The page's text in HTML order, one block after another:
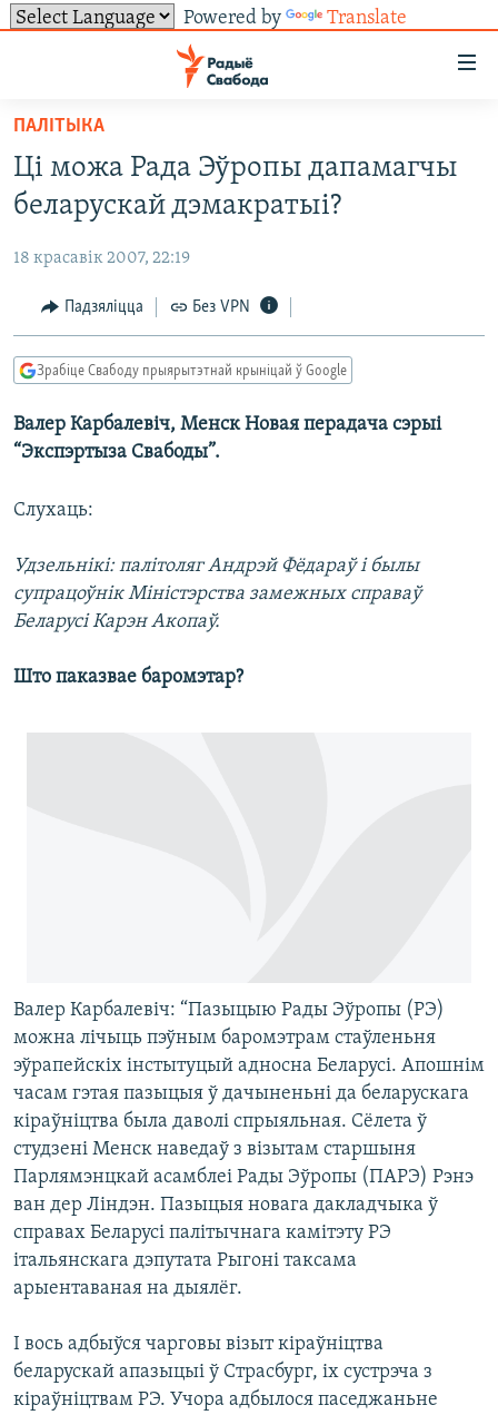
Powered by Translate
ўнівэрсальнага
доступу
Перайсьці
да
галоўнага
Перайсьці
Перайсьці
пошуку
ЛЮДЗІ
ПАЛІТЫКА
ВАЙНА
БЕЛАРУСЫ НА ВАЙНЕ
ПАЛІТВЯЗЬНІ
КУЛЬТУРА
ТОЛЬКІ НА СВАБОДЗЕ
БЛОГІ
ГІСТОРЫЯ НА СВАБОДЗЕ
КНІГІ
АЎДЫЁКНІГІ
PREMIUM
МОВА
СУВЯЗЬ
АБЫСЬЦІ БЛЯКАВАНЬНЕ
ПАДЗЯЛІЦЦА ІНФАРМАЦЫЯЙ
ПАДПІСАЦЦА
RSS
FACEBOOK
TWITTER
ПАЛІТЫКА
Ці можа Рада Эўропы дапамагчы
беларускай дэмакратыі?
18 красавік 2007, 22:19
Падзяліцца Без VPN
Зрабіце Свабоду прыярытэтнай крыніцай ў Google
Валер Карбалевіч, Менск Новая перадача сэрыі
“Экспэртыза Свабоды”.
Слухаць:
Удзельнікі: палітоляг Андрэй Фёдараў і былы
супрацоўнік Міністэрства замежных справаў
Беларусі Карэн Акопаў.
Што паказвае баромэтар?
Валер Карбалевіч: “Пазыцыю Рады Эўропы (РЭ)
можна лічыць пэўным баромэтрам стаўленьня
эўрапейскіх інстытуцый адносна Беларусі. Апошнім
часам гэтая пазыцыя ў дачыненьні да беларускага
кіраўніцтва была даволі спрыяльная. Сёлета ў
студзені Менск наведаў з візытам старшыня
Парлямэнцкай асамблеі Рады Эўропы (ПАРЭ) Рэнэ
ван дер Ліндэн. Пазыцыя новага дакладчыка ў
справах Беларусі палітычнага камітэту РЭ
італьянскага дэпутата Рыгоні таксама
арыентаваная на дыялёг.
І вось адбыўся чарговы візыт кіраўніцтва
беларускай апазыцыі ў Страсбург, іх сустрэча з
кіраўніцтвам РЭ. Учора адбылося паседжаньне